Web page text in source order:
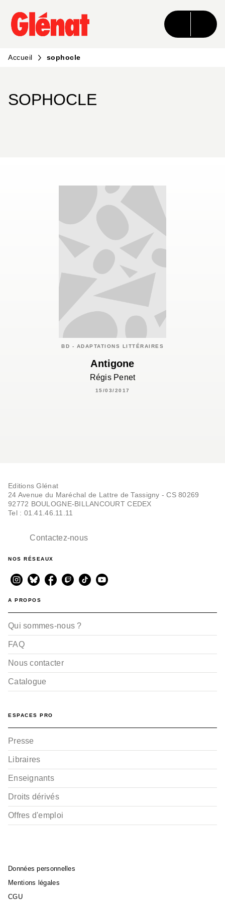
MENU RECHERCHE CONTENU
PIED DE PAGE
Accueil sophocle
SOPHOCLE
BD - ADAPTATIONS LITTÉRAIRES
Antigone
Régis Penet
15/03/2017
Editions Glénat
24 Avenue du Maréchal de Lattre de Tassigny - CS 80269
92772 BOULOGNE-BILLANCOURT CEDEX
Tel : 01.41.46.11.11
Contactez-nous
NOS RÉSEAUX
A PROPOS
Qui sommes-nous ?
FAQ
Nous contacter
Catalogue
ESPACES PRO
Presse
Libraires
Enseignants
Droits dérivés
Offres d'emploi
Données personnelles
Mentions légales
CGU